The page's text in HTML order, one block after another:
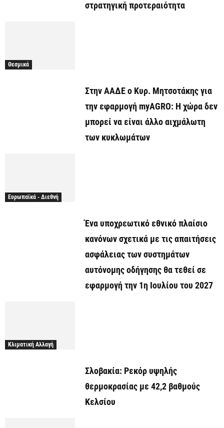
στρατηγική προτεραιότητα
Θεσμικά
Στην ΑΑΔΕ ο Κυρ. Μητσοτάκης για
την εφαρμογή myAGRO: Η χώρα δεν
μπορεί να είναι άλλο αιχμάλωτη
των κυκλωμάτων
Ευρωπαϊκά - Διεθνή
Ένα υποχρεωτικό εθνικό πλαίσιο
κανόνων σχετικά με τις απαιτήσεις
ασφάλειας των συστημάτων
αυτόνομης οδήγησης θα τεθεί σε
εφαρμογή την 1η Ιουλίου του 2027
Κλιματική Αλλαγή
Σλοβακία: Ρεκόρ υψηλής
θερμοκρασίας με 42,2 βαθμούς
Κελσίου